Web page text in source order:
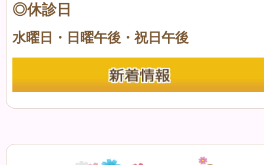
◎休診日
水曜日・日曜午後・祝日午後